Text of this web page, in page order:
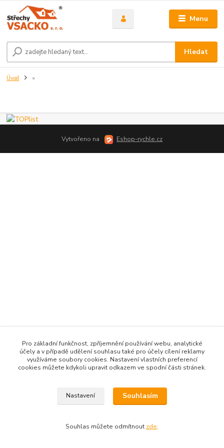
Menu
Hledat
Úvod »
Vytvořeno na Eshop-rychle.cz
Pro základní funkčnost, zpříjemnění používání webu, analytické
účely a v případě udělení souhlasu také pro účely cílení reklamy
využíváme soubory cookies. Nastavení vlastních preferencí
cookies můžete kdykoli upravit odkazem ve spodní části stránek.
Nastavení Souhlasím
Souhlas můžete odmítnout zde.